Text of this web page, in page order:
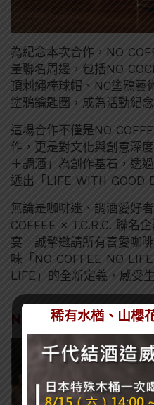
為紀念本次合作，NO
量聯名周邊，包括NO
頂刺繡棒球帽、NC塗鴉藝
塗鴉鑰匙圈，成為活動紀
這場合作不僅是NO
作，更是對文化與創意深
＋調酒」為創作基石，透
遞出「LIFE WITH GOOD
無論是咖啡迷、調酒愛好
COFFEE × T.C.R.C. 聯名
宴。誠摯邀請所有喜愛咖
味「NO COFFEE NO
LIFE」的全新定義，感受
NO COFFEE
稀有水楢、山櫻